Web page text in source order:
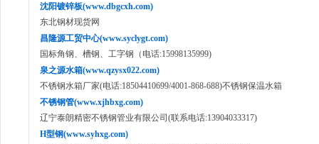
沈阳镀锌板(www.dbgcxh.com)
东北钢材现货网
昌隆源工贸中心(www.syclygt.com)
国标角钢、槽钢、工字钢（电话:15998135999)
泉之源水箱(www.qzysx022.com)
不锈钢水箱厂家(电话:18504410699/4001-868-688)不锈钢保温水箱
不锈钢管(www.xjhbxg.com)
辽宁泰朗精密不锈钢管业有限公司(联系电话:13904033317)
H型钢(www.syhxg.com)